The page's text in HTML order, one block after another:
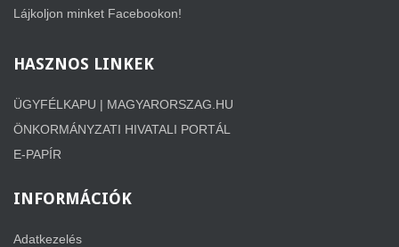
Lájkoljon minket Facebookon!
HASZNOS LINKEK
ÜGYFÉLKAPU | MAGYARORSZAG.HU
ÖNKORMÁNYZATI HIVATALI PORTÁL
E-PAPÍR
INFORMÁCIÓK
Adatkezelés